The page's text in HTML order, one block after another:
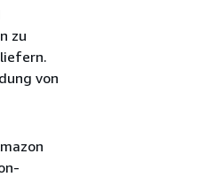
zu
von